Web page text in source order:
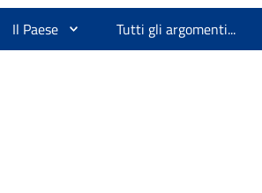
Il Paese Tutti gli argomenti...